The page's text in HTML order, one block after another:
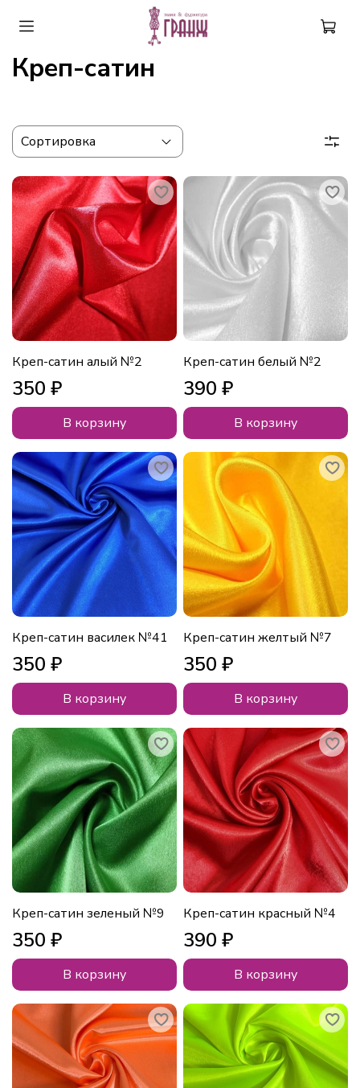
Креп-сатин
Креп-сатин алый №2
350 ₽
В корзину
Креп-сатин белый №2
390 ₽
В корзину
Креп-сатин василек №41
350 ₽
В корзину
Креп-сатин желтый №7
350 ₽
В корзину
Креп-сатин зеленый №9
350 ₽
В корзину
Креп-сатин красный №4
390 ₽
В корзину